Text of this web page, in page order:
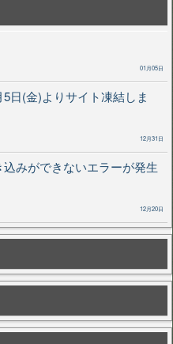
01月05日
5日(金)よりサイト凍結しま
12月31日
みができないエラーが発生
12月20日